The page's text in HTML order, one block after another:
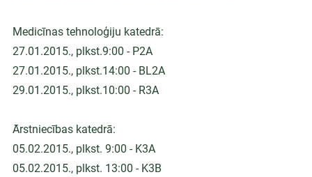
Medicīnas tehnoloģiju katedrā:
27.01.2015., plkst.9:00 - P2A
27.01.2015., plkst.14:00 - BL2A
29.01.2015., plkst.10:00 - R3A
Ārstniecības katedrā:
05.02.2015., plkst. 9:00 - K3A
05.02.2015., plkst. 13:00 - K3B